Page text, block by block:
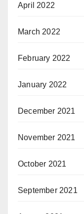
April 2022
March 2022
February 2022
January 2022
December 2021
November 2021
October 2021
September 2021